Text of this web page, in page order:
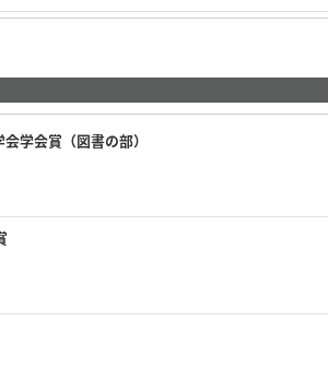
学会賞（図書の部）